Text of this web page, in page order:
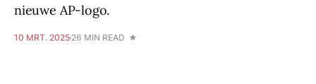
nieuwe AP-logo.
10 MRT. 2025 26 MIN READ